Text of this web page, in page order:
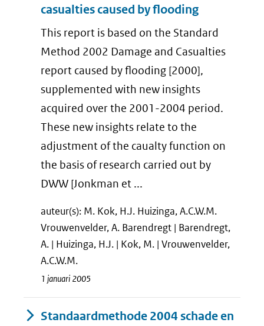
casualties caused by flooding
This report is based on the Standard
Method 2002 Damage and Casualties
report caused by flooding [2000],
supplemented with new insights
acquired over the 2001-2004 period.
These new insights relate to the
adjustment of the caualty function on
the basis of research carried out by
DWW [Jonkman et ...
auteur(s): M. Kok, H.J. Huizinga, A.C.W.M.
Vrouwenvelder, A. Barendregt | Barendregt,
A. | Huizinga, H.J. | Kok, M. | Vrouwenvelder,
A.C.W.M.
1 januari 2005
Standaardmethode 2004 schade en